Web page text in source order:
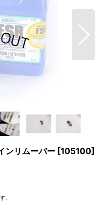
ンリムーバー [105100]
。